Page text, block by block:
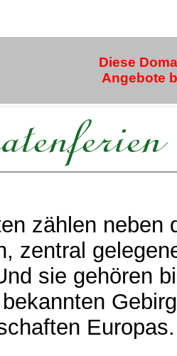
Diese
Angebote
zählen neben
zentral
sie gehören
Europas.